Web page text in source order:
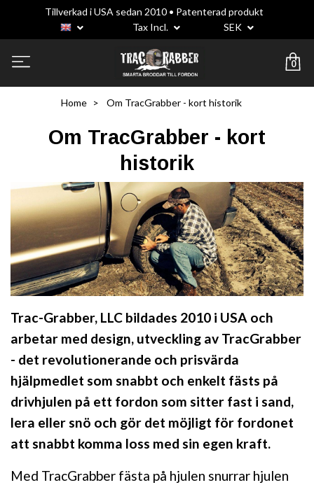
Tillverkad i USA sedan 2010 • Patenterad produkt
Tax Incl.
SEK
0
Home Om TracGrabber - kort historik
Om TracGrabber - kort
historik
Trac-Grabber, LLC bildades 2010 i USA och
arbetar med design, utveckling av TracGrabber
- det revolutionerande och prisvärda
hjälpmedlet som snabbt och enkelt fästs på
drivhjulen på ett fordon som sitter fast i sand,
lera eller snö och gör det möjligt för fordonet
att snabbt komma loss med sin egen kraft.
Med TracGrabber fästa på hjulen snurrar hjulen